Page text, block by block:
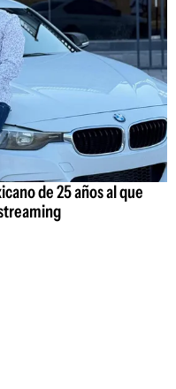
de 25 años al que